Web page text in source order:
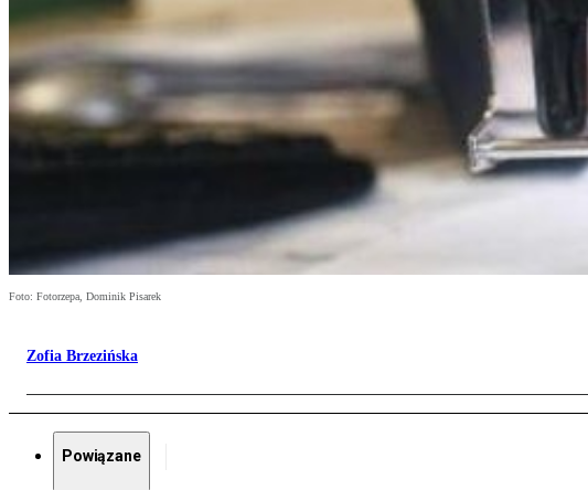
Foto: Fotorzepa, Dominik Pisarek
Zofia Brzezińska
Powiązane